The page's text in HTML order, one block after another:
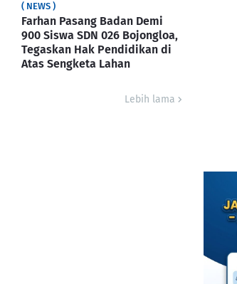
( NEWS )
Farhan Pasang Badan Demi
900 Siswa SDN 026 Bojongloa,
Tegaskan Hak Pendidikan di
Atas Sengketa Lahan
Lebih lama